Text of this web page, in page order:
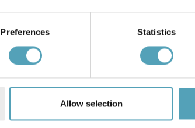
Preferences Statistics
Allow selection
PRISMATCH